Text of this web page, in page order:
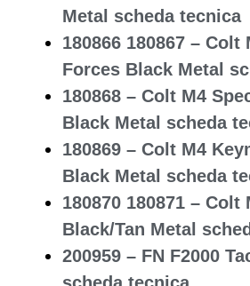
Metal scheda tecnica
180866 180867 – Colt
Forces Black Metal
180868 – Colt M4
Black Metal scheda
180869 – Colt M4
Black Metal scheda
180870 180871 –
Black/Tan Metal
200959 – FN F2000
scheda tecnica